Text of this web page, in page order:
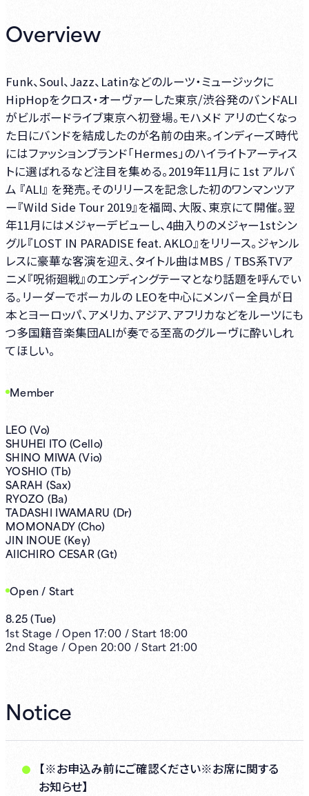
Overview
Funk、Soul、Jazz、Latinなどのルーツ・ミュージックに
HipHopをクロス・オーヴァーした東京/渋谷発のバンドALI
がビルボードライブ東京へ初登場。モハメド アリの亡くなっ
た日にバンドを結成したのが名前の由来。インディーズ時代
にはファッションブランド「Hermes」のハイライトアーティス
トに選ばれるなど注目を集める。2019年11月に 1st アルバ
ム 『ALI』 を発売。そのリリースを記念した初のワンマンツア
ー『Wild Side Tour 2019』を福岡、大阪、東京にて開催。翌
年11月にはメジャーデビューし、4曲入りのメジャー1stシン
グル『LOST IN PARADISE feat. AKLO』をリリース。ジャンル
レスに豪華な客演を迎え、タイトル曲はMBS / TBS系TVア
ニメ『呪術廻戦』のエンディングテーマとなり話題を呼んでい
る。リーダーでボーカルの LEOを中心にメンバー全員が日
本とヨーロッパ、アメリカ、アジア、アフリカなどをルーツにも
つ多国籍音楽集団ALIが奏でる至高のグルーヴに酔いしれ
てほしい。
Member
LEO (Vo)
SHUHEI ITO (Cello)
SHINO MIWA (Vio)
YOSHIO (Tb)
SARAH (Sax)
RYOZO (Ba)
TADASHI IWAMARU (Dr)
MOMONADY (Cho)
JIN INOUE (Key)
AIICHIRO CESAR (Gt)
Open / Start
8.25(Tue)
1stStage /Open 17:00 /Start 18:00
2nd Stage /Open 20:00 /Start 21:00
Notice
【※お申込み前にご確認ください※お席に関する
お知らせ】